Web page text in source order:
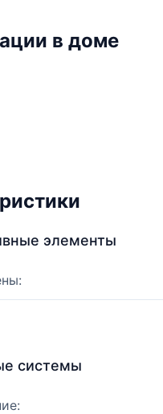
в доме
элементы
системы